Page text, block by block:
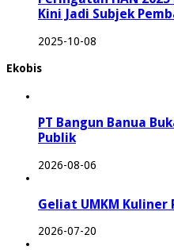
Kini Jadi Subjek
2025-10-08
Ekobis
PT Bangun Banua
Publik
2026-08-06
Geliat UMKM Kuliner
2026-07-20